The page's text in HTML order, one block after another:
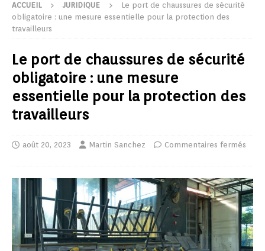
ACCUEIL JURIDIQUE
Le port de chaussures de sécurité
obligatoire : une mesure essentielle pour la protection des
travailleurs
Le port de chaussures de sécurité
obligatoire : une mesure
essentielle pour la protection des
travailleurs
août 20, 2023 Martin Sanchez Commentaires fermés